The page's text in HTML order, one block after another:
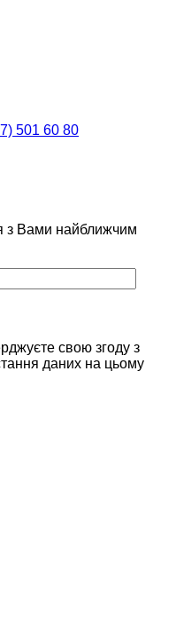
501 60 80
з Вами найближчим
свою згоду з
даних на цьому